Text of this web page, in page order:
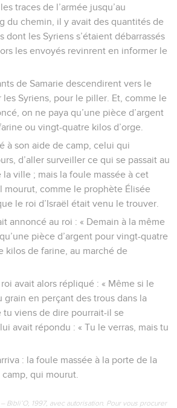
traces de l’armée jusqu’au
du chemin, il y avait des quantités de
dont les Syriens s’étaient débarrassés
les envoyés revinrent en informer le
de Samarie descendirent vers le
les Syriens, pour le piller. Et, comme le
on ne paya qu’une pièce d’argent
ou vingt-quatre kilos d’orge.
à son aide de camp, celui qui
d’aller surveiller ce qui se passait au
la ville ; mais la foule massée à cet
comme le prophète Élisée
le roi d’Israël était venu le trouver.
annoncé au roi : « Demain à la même
pièce d’argent pour vingt-quatre
kilos de farine, au marché de
avait alors répliqué : « Même si le
grain en perçant des trous dans la
viens de dire pourrait-il se
avait répondu : « Tu le verras, mais tu
: la foule massée à la porte de la
qui mourut.
Bibli’O, 1997, avec autorisation. Pour vous procurer